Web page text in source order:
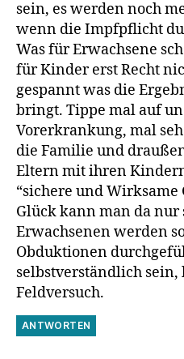
sein, es werden noch
wenn die Impfpflicht
Was für Erwachsene
für Kinder erst Recht
gespannt was die
bringt. Tippe mal auf
Vorerkrankung, mal
die Familie und
Eltern mit ihren
“sichere und
Glück kann man da nur
Erwachsenen werden
Obduktionen
selbstverständlich sein,
Feldversuch.
ANTWORTEN